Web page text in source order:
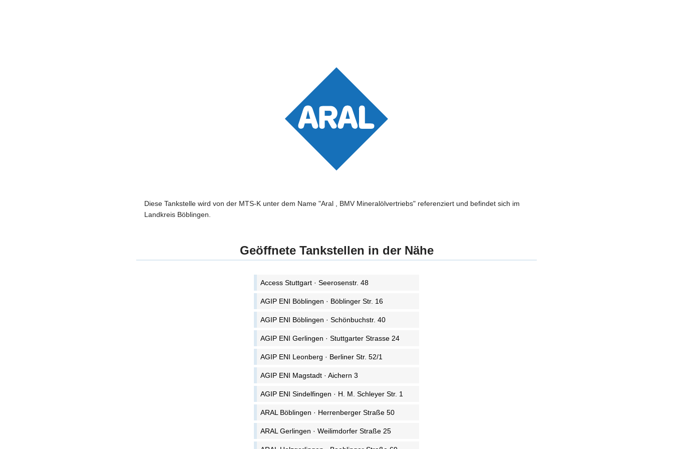
Diese Tankstelle wird von der MTS-K unter dem Name "Aral , BMV Mineralölvertriebs" referenziert und befindet sich im
Landkreis Böblingen.
Geöffnete Tankstellen in der Nähe
Access Stuttgart · Seerosenstr. 48
AGIP ENI Böblingen · Böblinger Str. 16
AGIP ENI Böblingen · Schönbuchstr. 40
AGIP ENI Gerlingen · Stuttgarter Strasse 24
AGIP ENI Leonberg · Berliner Str. 52/1
AGIP ENI Magstadt · Aichern 3
AGIP ENI Sindelfingen · H. M. Schleyer Str. 1
ARAL Böblingen · Herrenberger Straße 50
ARAL Gerlingen · Weilimdorfer Straße 25